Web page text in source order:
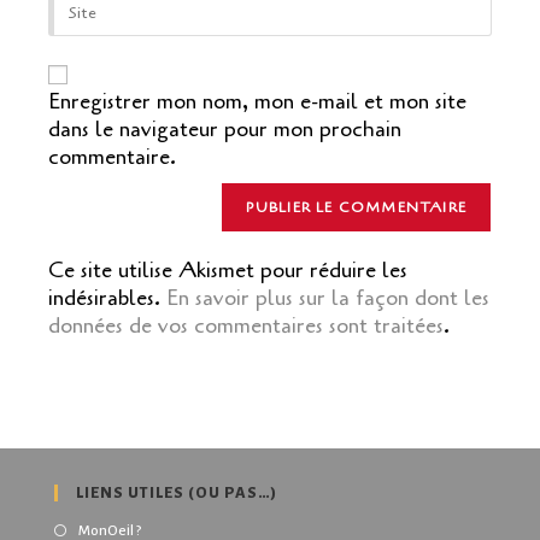
comment
l’URL
de
votre
site
(facultatif)
Enregistrer mon nom, mon e-mail et mon site
dans le navigateur pour mon prochain
commentaire.
Ce site utilise Akismet pour réduire les
indésirables. En savoir plus sur la façon dont les
données de vos commentaires sont traitées.
LIENS UTILES (OU PAS…)
MonOeil ?